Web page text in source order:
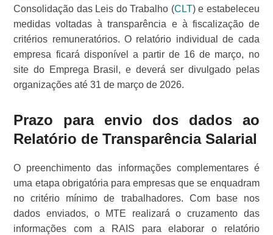
Consolidação das Leis do Trabalho (CLT) e estabeleceu
medidas voltadas à transparência e à fiscalização de
critérios remuneratórios. O relatório individual de cada
empresa ficará disponível a partir de 16 de março, no
site do Emprega Brasil, e deverá ser divulgado pelas
organizações até 31 de março de 2026.
Prazo para envio dos dados ao
Relatório de Transparência Salarial
O preenchimento das informações complementares é
uma etapa obrigatória para empresas que se enquadram
no critério mínimo de trabalhadores. Com base nos
dados enviados, o MTE realizará o cruzamento das
informações com a RAIS para elaborar o relatório